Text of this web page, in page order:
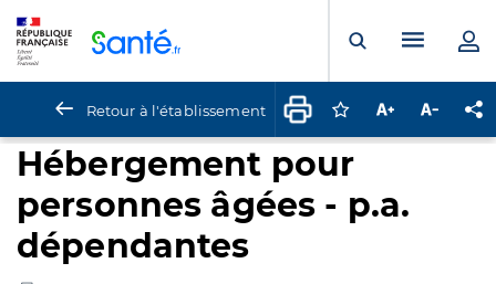
Ouvrir laMenu
Retour à l'établissement Connectez-vous
Augmenter la
Hébergement pour
personnes âgées - p.a.
dépendantes